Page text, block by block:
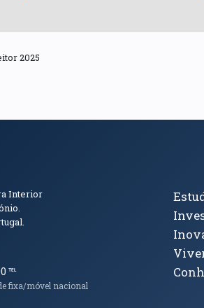
2025
de Contacto
Interior
℡
fixa/móvel nacional